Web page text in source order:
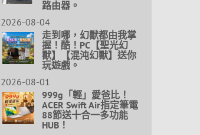
路由器。
2026-08-04
走到哪，幻獸都由我掌
握！酷！PC【聖光幻
獸】【混沌幻獸】送你
玩遊戲。
2026-08-01
999g「輕」愛爸比！
ACER Swift Air指定筆電
88節送十合一多功能
HUB！